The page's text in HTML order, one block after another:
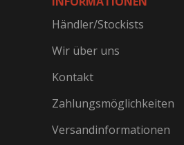
Händler/Stockists
Wir über uns
Kontakt
Zahlungsmöglichkeiten
Versandinformationen